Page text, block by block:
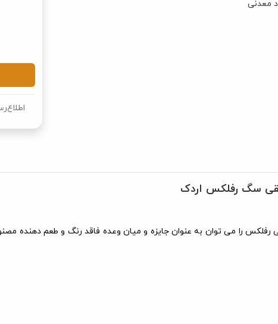
معدنی
سگ رفلکس اردک
را می توان به عنوان جایزه و میان وعده فاقد رنگ و طعم دهنده